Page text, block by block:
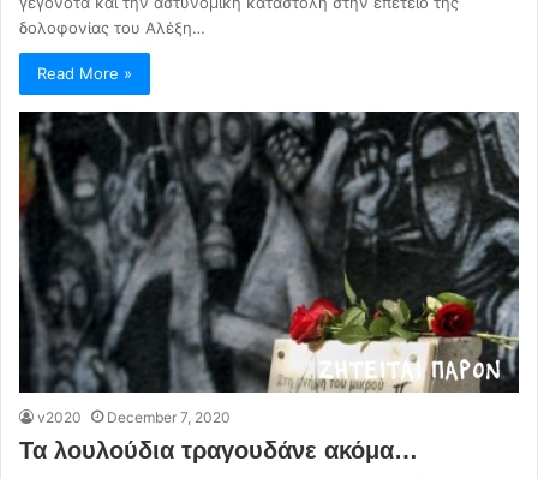
δολοφονίας του Αλέξη…
Read More »
v2020 December 7, 2020
Τα λουλούδια τραγουδάνε ακόμα…